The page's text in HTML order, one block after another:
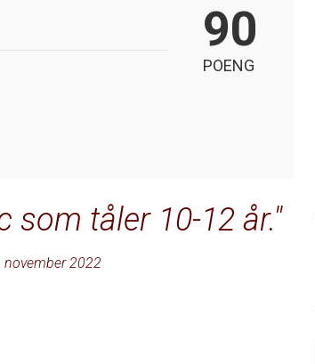
90
POENG
som tåler 10-12 år.
2022